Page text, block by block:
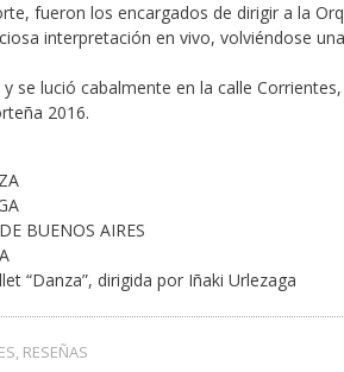
fueron los encargados de dirigir a la
interpretación en vivo, volviéndose
se lució cabalmente en la calle
2016.
BUENOS AIRES
“Danza”, dirigida por Iñaki Urlezaga
, RESEÑAS